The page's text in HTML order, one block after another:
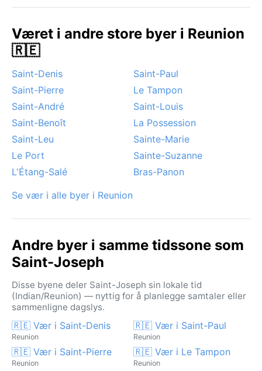
av og til tropiske sykloner som kan gi ekstremt regn og
klimaet av normale ettermiddagsbyger og tåkedotter i
høyere strøk. For den værkuriøse reisende gir Saint-
alt det innebærer av frodighet og kraftige skurer.
Været i andre store byer i Reunion
🇷🇪
Saint-Denis
Saint-Paul
Saint-Pierre
Le Tampon
Saint-André
Saint-Louis
Saint-Benoît
La Possession
Saint-Leu
Sainte-Marie
Le Port
Sainte-Suzanne
L'Étang-Salé
Bras-Panon
Se vær i alle byer i Reunion
Andre byer i samme tidssone som
Saint-Joseph
Disse byene deler Saint-Joseph sin lokale tid
(Indian/Reunion) — nyttig for å planlegge samtaler eller
sammenligne dagslys.
🇷🇪 Vær i Saint-Denis
Reunion
🇷🇪 Vær i Saint-Paul
Reunion
🇷🇪 Vær i Saint-Pierre
Reunion
🇷🇪 Vær i Le Tampon
Reunion